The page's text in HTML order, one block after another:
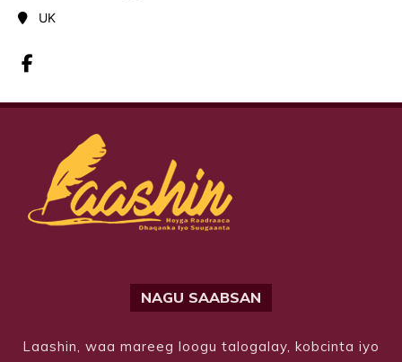
UK
NAGU SAABSAN
Laashin, waa mareeg loogu talogalay, kobcinta iyo